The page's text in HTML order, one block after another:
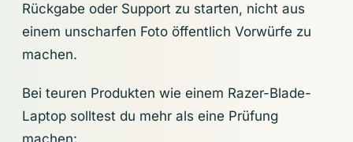
Rückgabe oder Support zu starten, nicht aus
einem unscharfen Foto öffentlich Vorwürfe zu
machen.
Bei teuren Produkten wie einem Razer-Blade-
Laptop solltest du mehr als eine Prüfung